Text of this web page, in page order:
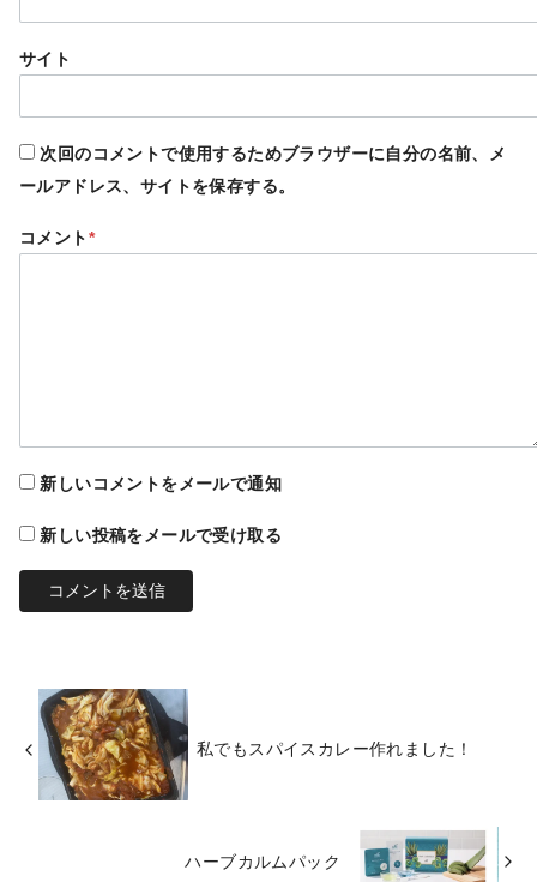
サイト
次回のコメントで使用するためブラウザーに自分の名前、メ
ールアドレス、サイトを保存する。
コメント*
新しいコメントをメールで通知
新しい投稿をメールで受け取る
私でもスパイスカレー作れました！
ハーブカルムパック